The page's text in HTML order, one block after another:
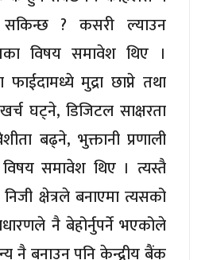
सकिन्छ ? कसरी ल्याउन
विषय समावेश थिए ।
मुद्रा छाप्ने तथा
घट्ने, डिजिटल साक्षरता
बढ्ने, भुक्तानी प्रणाली
समावेश थिए । त्यस्तै
क्षेत्रले बनाएमा त्यसको
नै बेहोर्नुपर्ने भएकोले
नै बनाउन पनि केन्द्रीय बैंक